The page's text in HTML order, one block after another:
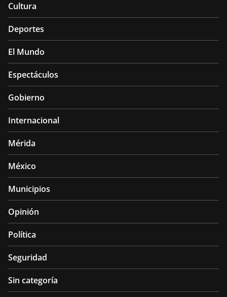
Cultura
Deportes
El Mundo
Espectáculos
Gobierno
Internacional
Mérida
México
Municipios
Opinión
Política
Seguridad
Sin categoría